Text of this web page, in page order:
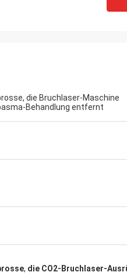
die Bruchlaser-Maschine
Behandlung entfernt
, die CO2-Bruchlaser-